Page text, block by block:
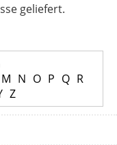
geliefert.
M N O P Q R
Z